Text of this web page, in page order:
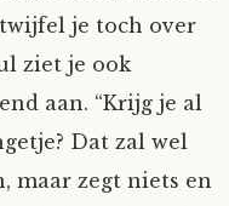
je toch over
ziet je ook
aan. “Krijg je al
Dat zal wel
maar zegt niets en